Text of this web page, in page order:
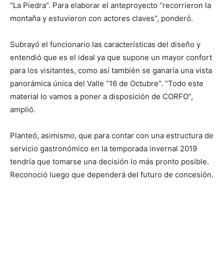
“La Piedra”. Para elaborar el anteproyecto “recorrieron la
montaña y estuvieron con actores claves”, ponderó.
Subrayó el funcionario las características del diseño y
entendió que es el ideal ya que supone un mayor confort
para los visitantes, como así también se ganaría una vista
panorámica única del Valle “16 de Octubre”. “Todo este
material lo vamos a poner a disposición de CORFO”,
amplió.
Planteó, asimismo, que para contar con una estructura de
servicio gastronómico en la temporada invernal 2019
tendría que tomarse una decisión lo más pronto posible.
Reconoció luego que dependerá del futuro de concesión.